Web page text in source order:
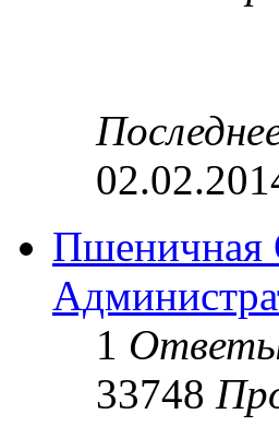
Пшеничная
1
33748